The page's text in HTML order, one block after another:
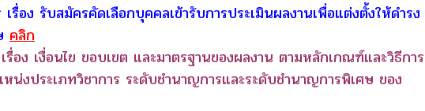
รื่อง รับสมัครคัดเลือกบุคคลเข้ารับการประเมินผลงานเพื่อแต่งตั้งให้ดำรง
คลิก
อง เงื่อนไข ขอบเขต และมาตรฐานของผลงาน ตามหลักเกณฑ์และวิธีการ
น่งประเภทวิชาการ ระดับชำนาญการและระดับชำนาญการพิเศษ ของ